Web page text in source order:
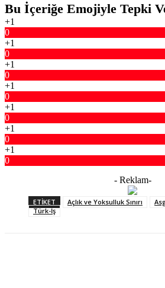
Bu İçeriğe Emojiyle Tepki
+1
0
+1
0
+1
0
+1
0
+1
0
+1
0
+1
0
- Reklam-
ETIKET Açlık ve Yoksulluk Sınırı
Türk-İş